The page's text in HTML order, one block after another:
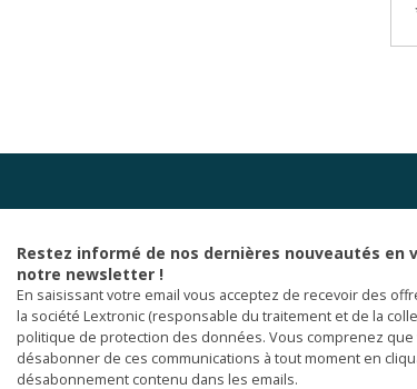
Restez informé de nos dernières nouveautés en
notre newsletter !
En saisissant votre email vous acceptez de recevoir des
la société Lextronic (responsable du traitement et de la
politique de protection des données. Vous comprenez que
désabonner de ces communications à tout moment en
désabonnement contenu dans les emails.